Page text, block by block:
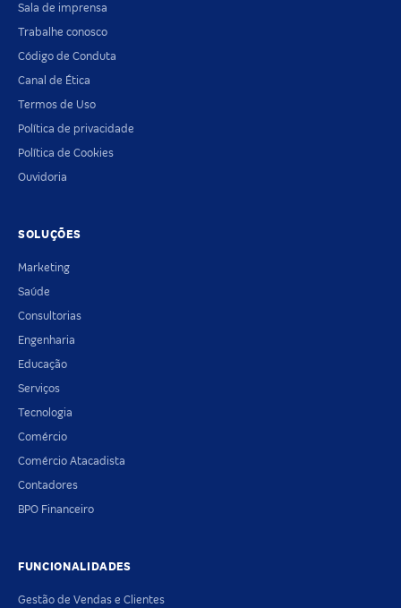
Sala de imprensa
Trabalhe conosco
Código de Conduta
Canal de Ética
Termos de Uso
Política de privacidade
Política de Cookies
Ouvidoria
SOLUÇÕES
Marketing
Saúde
Consultorias
Engenharia
Educação
Serviços
Tecnologia
Comércio
Comércio Atacadista
Contadores
BPO Financeiro
FUNCIONALIDADES
Gestão de Vendas e Clientes